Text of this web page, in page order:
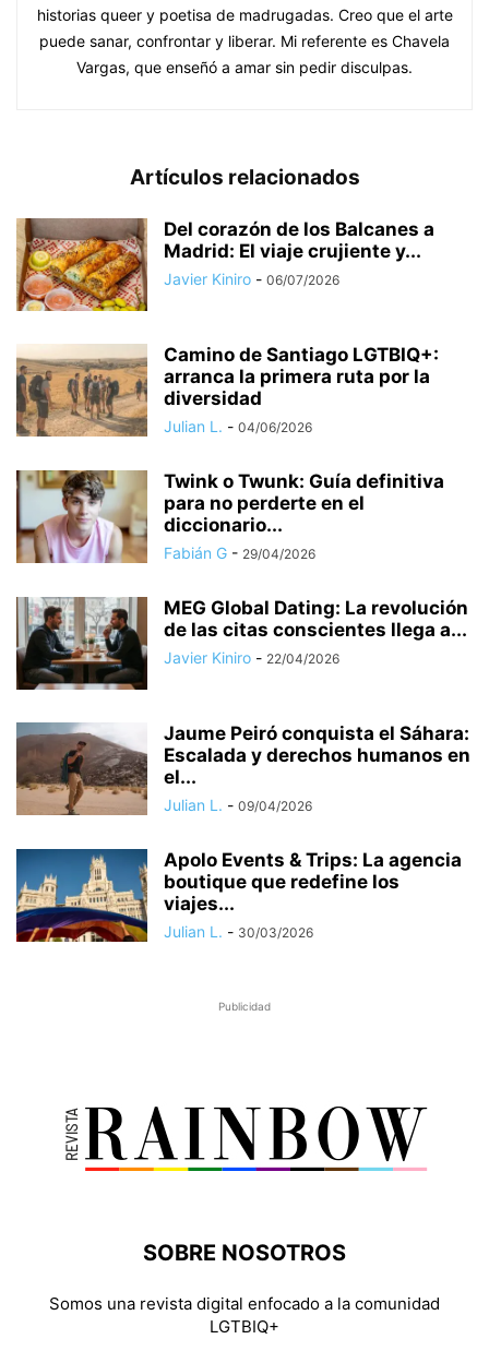
historias queer y poetisa de madrugadas. Creo que el arte
puede sanar, confrontar y liberar. Mi referente es Chavela
Vargas, que enseñó a amar sin pedir disculpas.
Artículos relacionados
Del corazón de los Balcanes a
Madrid: El viaje crujiente y...
Javier Kiniro - 06/07/2026
​Camino de Santiago LGTBIQ+:
arranca la primera ruta por la
diversidad
Julian L. - 04/06/2026
Twink o Twunk: Guía definitiva
para no perderte en el
diccionario...
Fabián G - 29/04/2026
MEG Global Dating: La revolución
de las citas conscientes llega a...
Javier Kiniro - 22/04/2026
Jaume Peiró conquista el Sáhara:
Escalada y derechos humanos en
el...
Julian L. - 09/04/2026
Apolo Events & Trips: La agencia
boutique que redefine los
viajes...
Julian L. - 30/03/2026
Publicidad
SOBRE NOSOTROS
Somos una revista digital enfocado a la comunidad
LGTBIQ+